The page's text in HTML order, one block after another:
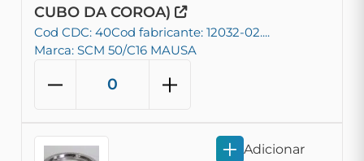
CUBO DA COROA)
Cod CDC: 40Cod fabricante: 12032-02....
Marca: SCM 50/C16 MAUSA
Adicionar